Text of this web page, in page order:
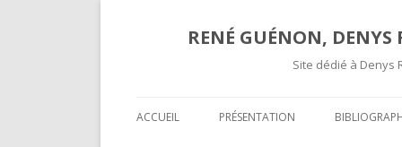
RENÉ GUÉNON,
Site dédié à
ACCUEIL PRÉSENTATION